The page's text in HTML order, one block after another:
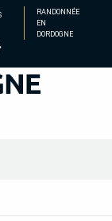
RANDONNÉE
EN
DORDOGNE